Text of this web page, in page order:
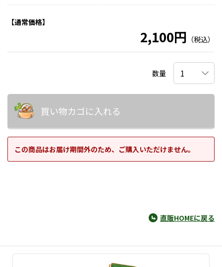
【通常価格】
2,100円 （税込）
数量
買い物カゴに入れる
この商品はお届け期間外のため、ご購入いただけません。
直販HOMEに戻る